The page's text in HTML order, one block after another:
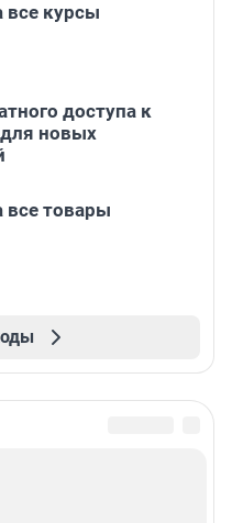
все курсы
доступа к
новых
все товары